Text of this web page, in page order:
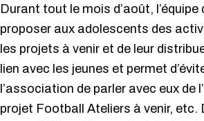
Durant tout le mois d’août,
proposer aux adolescents des
les projets à venir et de leur
lien avec les jeunes et permet
l’association de parler avec eux de
projet Football Ateliers à venir, etc.